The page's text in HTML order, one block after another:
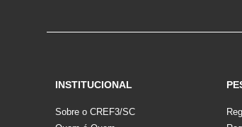
INSTITUCIONAL
Sobre o CREF3/SC